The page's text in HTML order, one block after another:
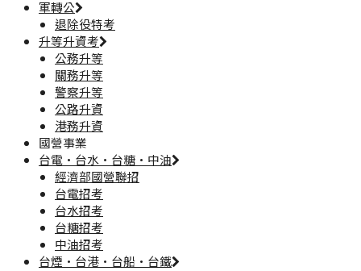
軍轉公
退除役特考
升等升資考
公務升等
關務升等
警察升等
公路升資
港務升資
國營事業
台電·台水·台糖·中油
經濟部國營聯招
台電招考
台水招考
台糖招考
中油招考
台煙·台港·台船·台鐵